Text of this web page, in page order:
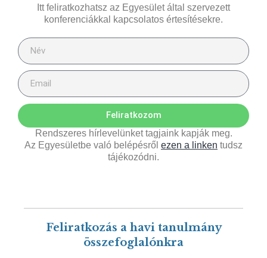
Itt feliratkozhatsz az Egyesület által szervezett
konferenciákkal kapcsolatos értesítésekre.
Feliratkozom
Rendszeres hírlevelünket tagjaink kapják meg.
Az Egyesületbe való belépésről ezen a linken tudsz
tájékozódni.
Feliratkozás a havi tanulmány
összefoglalónkra